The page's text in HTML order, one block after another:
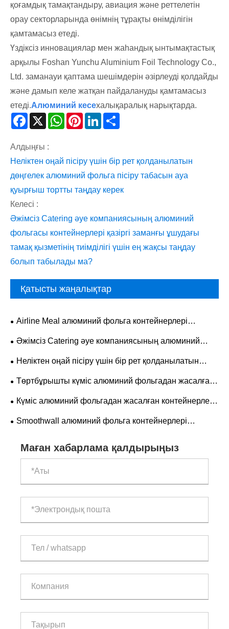
қоғамдық тамақтандыру, авиация және реттелетін
орау секторларында өнімнің тұрақты өнімділігін
қамтамасыз етеді.
Үздіксіз инновациялар мен жаһандық ынтымақтастық
арқылы Foshan Yunchu Aluminium Foil Technology Co.,
Ltd. заманауи қаптама шешімдерін әзірлеуді қолдайды
және дамып келе жатқан пайдалануды қамтамасыз
етеді.Алюминий кесехалықаралық нарықтарда.
Facebook
X WhatsAppPinterestLinkedIn
Алдыңғы :
Неліктен оңай пісіру үшін бір рет қолданылатын
дөңгелек алюминий фольга пісіру табасын ауа
қуырғыш тортты таңдау керек
Келесі :
Әжімсіз Catering әуе компаниясының алюминий
фольгасы контейнерлері қазіргі заманғы ұшудағы
тамақ қызметінің тиімділігі үшін ең жақсы таңдау
болып табылады ма?
Қатысты жаңалықтар
Airline Meal алюминий фольга контейнерлері
авиациялық қаптаманы жақсартады ма?
Әжімсіз Catering әуе компаниясының алюминий
фольгасы контейнерлері қазіргі заманғы ұшудағы
болып табылады ма?
Неліктен оңай пісіру үшін бір рет қолданылатын
дөңгелек алюминий фольга пісіру табасын ауа
Төртбұрышты күміс алюминий фольгадан жасалған
тағамдық контейнерлер заманауи тағамды орау және
Күміс алюминий фольгадан жасалған контейнерлер
тамақ өнімдерінің қаптамасын өзгерте ме?
Smoothwall алюминий фольга контейнерлері
Маған хабарлама қалдырыңыз